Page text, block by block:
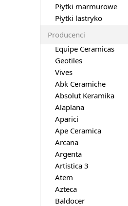
Płytki marmurowe
Płytki lastryko
Producenci
Equipe Ceramicas
Geotiles
Vives
Abk Ceramiche
Absolut Keramika
Alaplana
Aparici
Ape Ceramica
Arcana
Argenta
Artistica 3
Atem
Azteca
Baldocer